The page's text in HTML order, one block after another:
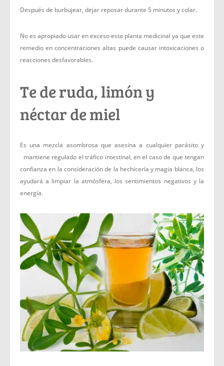
Después de burbujear, dejar reposar durante 5 minutos y colar.
No es apropiado usar en exceso esta planta medicinal ya que este
remedio en concentraciones altas puede causar intoxicaciones o
reacciones desfavorables.
Te de ruda, limón y
néctar de miel
Es una mezcla asombrosa que asesina a cualquier parásito y
mantiene regulado el tráfico intestinal, en el caso de que tengan
confianza en la consideración de la hechicería y magia blanca, los
ayudará a limpiar la atmósfera, los sentimientos negativos y la
energía.